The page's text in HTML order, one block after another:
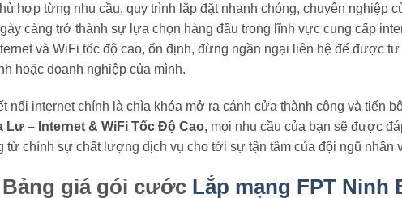
hợp từng nhu cầu, quy trình lắp đặt nhanh chóng, chuyên nghiệp
càng trở thành sự lựa chọn hàng đầu trong lĩnh vực cung cấp
và WiFi tốc độ cao, ổn định, đừng ngần ngại liên hệ để được
hoặc doanh nghiệp của mình.
nối internet chính là chìa khóa mở ra cánh cửa thành công và tiến
– Internet & WiFi Tốc Độ Cao, mọi nhu cầu của bạn sẽ được
từ chính sự chất lượng dịch vụ cho tới sự tận tâm của đội ngũ nhân
Bảng giá gói cước Lắp mạng FPT Ninh